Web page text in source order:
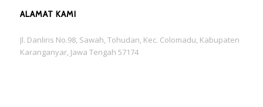
ALAMAT KAMI
Jl. Danliris No.98, Sawah, Tohudan, Kec. Colomadu, Kabupaten
Karanganyar, Jawa Tengah 57174